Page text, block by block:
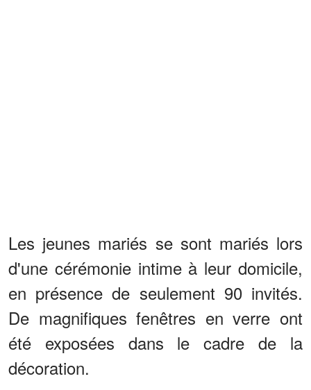
Les jeunes mariés se sont mariés lors
d'une cérémonie intime à leur domicile,
en présence de seulement 90 invités.
De magnifiques fenêtres en verre ont
été exposées dans le cadre de la
décoration.